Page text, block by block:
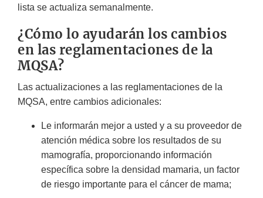
lista se actualiza semanalmente.
¿Cómo lo ayudarán los cambios
en las reglamentaciones de la
MQSA?
Las actualizaciones a las reglamentaciones de la
MQSA, entre cambios adicionales:
Le informarán mejor a usted y a su proveedor de
atención médica sobre los resultados de su
mamografía, proporcionando información
específica sobre la densidad mamaria, un factor
de riesgo importante para el cáncer de mama;